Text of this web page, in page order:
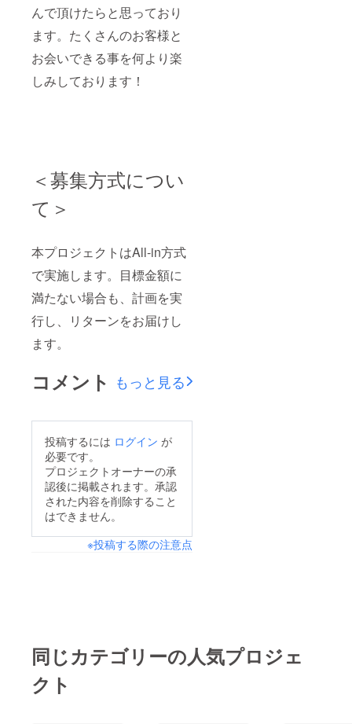
んで頂けたらと思っており
ます。たくさんのお客様と
お会いできる事を何より楽
しみしております！
＜募集方式につい
て＞
本プロジェクトはAll-in方式
で実施します。目標金額に
満たない場合も、計画を実
行し、リターンをお届けし
ます。
コメント もっと見る
投稿するには ログイン が
必要です。
プロジェクトオーナーの承
認後に掲載されます。承認
された内容を削除すること
はできません。
※投稿する際の注意点
同じカテゴリーの人気プロジェ
クト